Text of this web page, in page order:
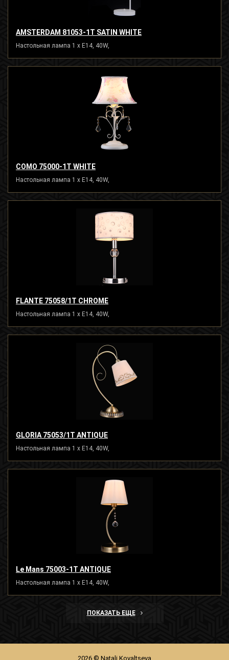
AMSTERDAM 81053-1T SATIN WHITE
Настольная лампа 1 x E14, 40W,
COMO 75000-1T WHITE
Настольная лампа 1 x E14, 40W,
FLANTE 75058/1T CHROME
Настольная лампа 1 x E14, 40W,
GLORIA 75053/1T ANTIQUE
Настольная лампа 1 x E14, 40W,
Le Mans 75003-1T ANTIQUE
Настольная лампа 1 x E14, 40W,
ПОКАЗАТЬ ЕЩЕ
2026 © Natali Kovaltseva